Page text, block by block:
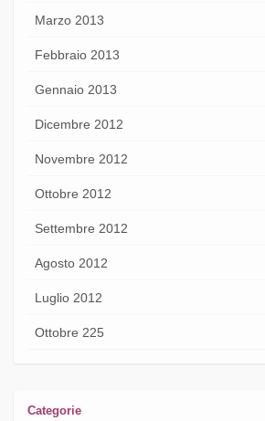
Marzo 2013
Febbraio 2013
Gennaio 2013
Dicembre 2012
Novembre 2012
Ottobre 2012
Settembre 2012
Agosto 2012
Luglio 2012
Ottobre 225
Categorie